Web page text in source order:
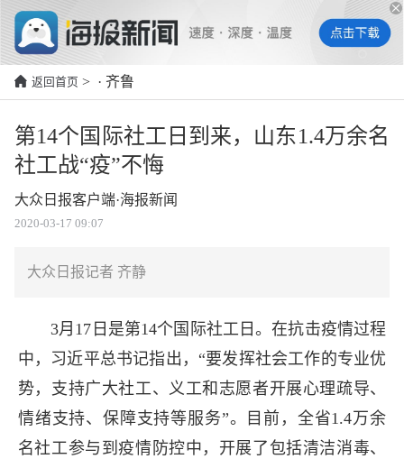
返回首页 > · 齐鲁
第14个国际社工日到来，山东1.4万余名
社工战“疫”不悔
大众日报客户端·海报新闻
2020-03-17 09:07
大众日报记者 齐静
3月17日是第14个国际社工日。在抗击疫情过程
中，习近平总书记指出，“要发挥社会工作的专业优
势，支持广大社工、义工和志愿者开展心理疏导、
情绪支持、保障支持等服务”。目前，全省1.4万余
名社工参与到疫情防控中，开展了包括清洁消毒、